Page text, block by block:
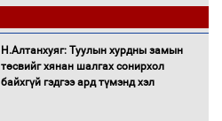
Монгол Улс “COP17”-д “Тал хээрийн
төлөвлөгөө”-гөө танилцуулна
Н.Алтанхуяг: Туулын хурдны замын
төсвийг хянан шалгах сонирхол
байхгүй гэдгээ ард түмэнд хэл